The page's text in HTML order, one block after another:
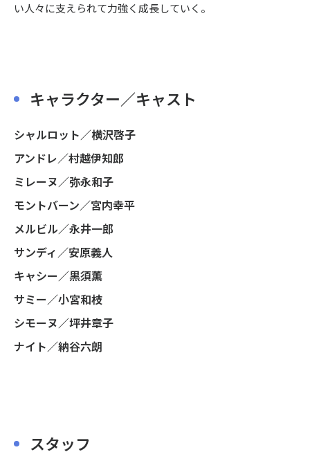
い人々に支えられて力強く成長していく。
キャラクター／キャスト
シャルロット／横沢啓子
アンドレ／村越伊知郎
ミレーヌ／弥永和子
モントバーン／宮内幸平
メルビル／永井一郎
サンディ／安原義人
キャシー／黒須薫
サミー／小宮和枝
シモーヌ／坪井章子
ナイト／納谷六朗
スタッフ